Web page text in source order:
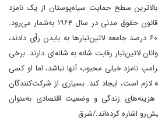
سطح حمایت سیاه‌پوستان از یک نامزد
جمهوری‌خواه از زمان تصویب قانون حقوق مدنی در سال ۱۹۶۴ به‌شمار می‌رود.
در‌حالی‌که در سال ۲۰۲۰ حدود ۶۰ درصد جامعه لاتین‌تبارها به بایدن رأی دادند،
لاتین‌تبار رقابت شانه به شانه‌ای دارند. برخی
نامزد خیلی محبوب آنها نباشد، اما او کسی
لازم است، ایجاد کند. بسیاری از شرکت‌کنندگان
زندگی و وضعیت اقتصادی به‌عنوان
اشاره کرده‌اند./شرق